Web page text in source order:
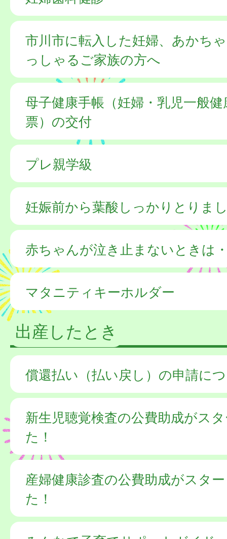
市川市に転入した妊婦、あかち
っしゃるご家族の方へ
母子健康手帳（妊婦・乳児一般
票）の交付
プレ親学級
妊娠前から葉酸しっかりとりま
赤ちゃんが泣き止まないときは
マタニティキーホルダー
出産したとき
償還払い（払い戻し）の申請に
新生児聴覚検査の公費助成がス
た！
産婦健康診査の公費助成がスタ
た！